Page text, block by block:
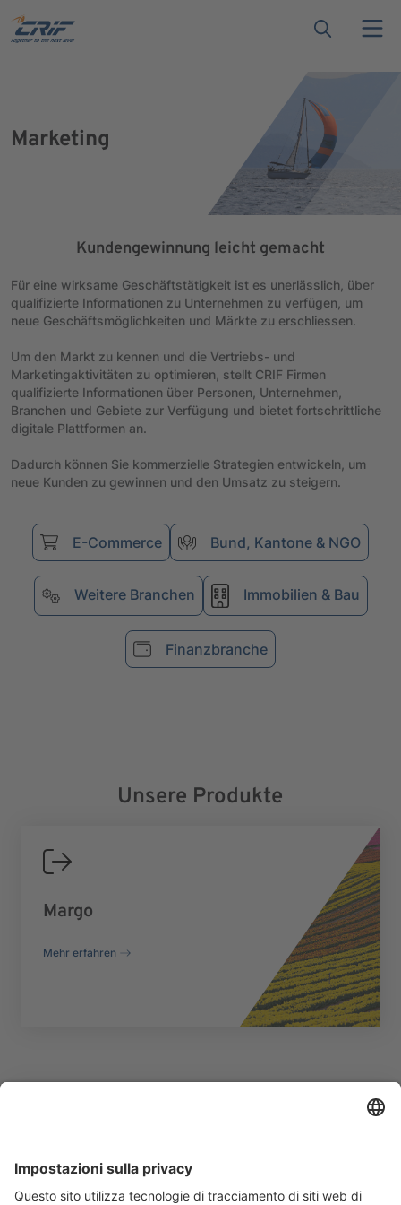
Marketing
Kundengewinnung leicht gemacht
Für eine wirksame Geschäftstätigkeit ist es unerlässlich, über
qualifizierte Informationen zu Unternehmen zu verfügen, um
neue Geschäftsmöglichkeiten und Märkte zu erschliessen.
Um den Markt zu kennen und die Vertriebs- und
Marketingaktivitäten zu optimieren, stellt CRIF Firmen
qualifizierte Informationen über Personen, Unternehmen,
Branchen und Gebiete zur Verfügung und bietet fortschrittliche
digitale Plattformen an.
Dadurch können Sie kommerzielle Strategien entwickeln, um
neue Kunden zu gewinnen und den Umsatz zu steigern.
E-Commerce Bund, Kantone & NGO
Weitere Branchen Immobilien & Bau
Finanzbranche
Unsere Produkte
Margo
Mehr erfahren
Informationen anzufordern.
Kontaktieren Sie uns